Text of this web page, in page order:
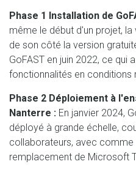
Phase 1 Installation de
même le début d'un projet,
de son côté la version
GoFAST en juin 2022, ce qui
fonctionnalités en conditions
Phase 2 Déploiement à
Nanterre : En janvier 2024,
déployé à grande échelle,
collaborateurs, avec comme
remplacement de Microsoft